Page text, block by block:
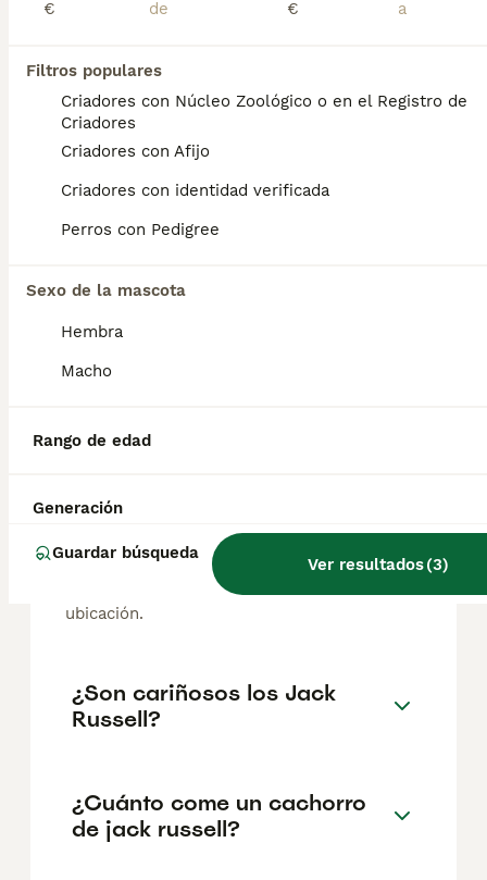
€
€
Filtros populares
Criadores con Núcleo Zoológico o en el Registro de
Criadores
Criadores con Afijo
Criadores con identidad verificada
Perros con Pedigree
Sexo de la mascota
Hembra
Macho
Rango de edad
Generación
Guardar búsqueda
Ver resultados(3)
Jack Russell Terrier
Sexo Precio
Identidad Verificada
¿Cuánto cuesta un cachorro
El coste medio de un cachorro de Jack
aproximadamente 547€, aunque los precios
pueden variar según factores como el
pedigrí, la reputación del criador y la
ubicación.
¿Son cariñosos los Jack
Russell?
¿Cuánto come un cachorro
de jack russell?